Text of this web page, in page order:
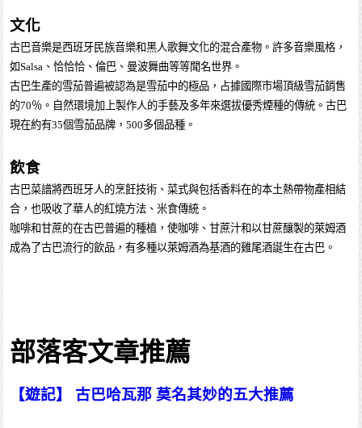
文化
古巴音樂是西班牙民族音樂和黑人歌舞文化的混合產物。許多音樂風格，
如Salsa、恰恰恰、倫巴、曼波舞曲等等聞名世界。
古巴生產的雪茄普遍被認為是雪茄中的極品，占據國際市場頂級雪茄銷售
的70％。自然環境加上製作人的手藝及多年來選拔優秀煙種的傳統。古巴
現在約有35個雪茄品牌，500多個品種。
飲食
古巴菜譜將西班牙人的烹飪技術、菜式與包括香料在的本土熱帶物產相結
合，也吸收了華人的紅燒方法、米食傳統。
咖啡和甘蔗的在古巴普遍的種植，使咖啡、甘蔗汁和以甘蔗釀製的萊姆酒
成為了古巴流行的飲品，有多種以萊姆酒為基酒的雞尾酒誕生在古巴。
部落客文章推薦
【遊記】 古巴哈瓦那 莫名其妙的五大推薦